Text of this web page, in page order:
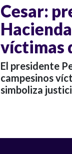
Cesar:
víctimas
El presidente
campesinos
simboliza